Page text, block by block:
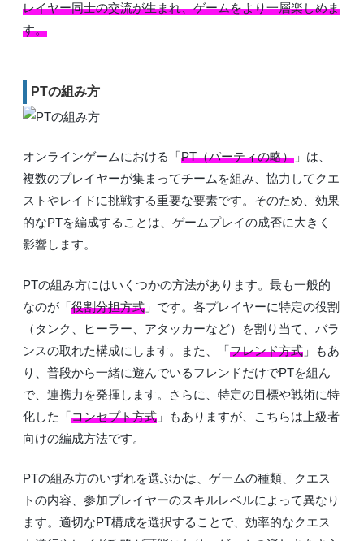
レイヤー同士の交流が生まれ、ゲームをより一層楽しめま
す。
PTの組み方
オンラインゲームにおける「PT（パーティの略） 」は、
複数のプレイヤーが集まってチームを組み、協力してクエ
ストやレイドに挑戦する重要な要素です。そのため、効果
的なPTを編成することは、ゲームプレイの成否に大きく
影響します。
PTの組み方にはいくつかの方法があります。最も一般的
なのが「役割分担方式 」です。各プレイヤーに特定の役割
（タンク、ヒーラー、アタッカーなど）を割り当て、バラ
ンスの取れた構成にします。また、「フレンド方式 」もあ
り、普段から一緒に遊んでいるフレンドだけでPTを組ん
で、連携力を発揮します。さらに、特定の目標や戦術に特
化した「コンセプト方式 」もありますが、こちらは上級者
向けの編成方法です。
PTの組み方のいずれを選ぶかは、ゲームの種類、クエス
トの内容、参加プレイヤーのスキルレベルによって異なり
ます。適切なPT構成を選択することで、効率的なクエス